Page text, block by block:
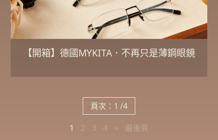
【開箱】德國MYKITA．不再只是薄鋼眼鏡
頁次：1 /4
1 2 3 4 » 最後頁